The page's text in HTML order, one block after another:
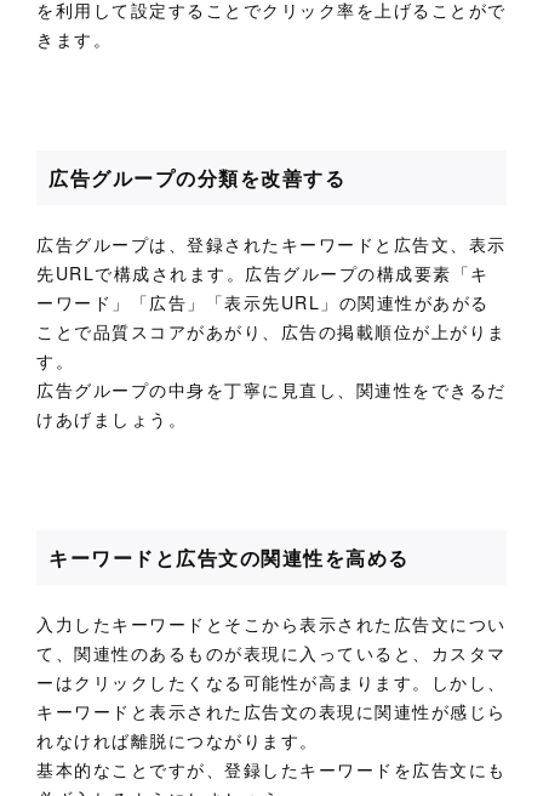
を利用して設定することでクリック率を上げることがで
きます。
広告グループの分類を改善する
広告グループは、登録されたキーワードと広告文、表示
先URLで構成されます。広告グループの構成要素「キ
ーワード」「広告」「表示先URL」の関連性があがる
ことで品質スコアがあがり、広告の掲載順位が上がりま
す。
広告グループの中身を丁寧に見直し、関連性をできるだ
けあげましょう。
キーワードと広告文の関連性を高める
入力したキーワードとそこから表示された広告文につい
て、関連性のあるものが表現に入っていると、カスタマ
ーはクリックしたくなる可能性が高まります。しかし、
キーワードと表示された広告文の表現に関連性が感じら
れなければ離脱につながります。
基本的なことですが、登録したキーワードを広告文にも